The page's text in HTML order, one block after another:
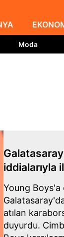
Moda
iddialarıyla
Young Boys'a
atılan
duyurdu.